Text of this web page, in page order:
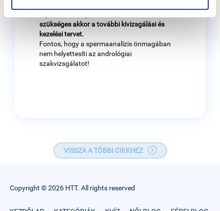
szükséges akkor a további kivizsgálási és
kezelési tervet.
Fontos, hogy a spermaanalízis önmagában
nem helyettesíti az andrológiai
szakvizsgálatot!
VISSZA A TÖBBI CIKKHEZ
Copyright © 2026 HTT. All rights reserved